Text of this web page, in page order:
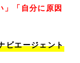
」「自分に原因
ビエージェント